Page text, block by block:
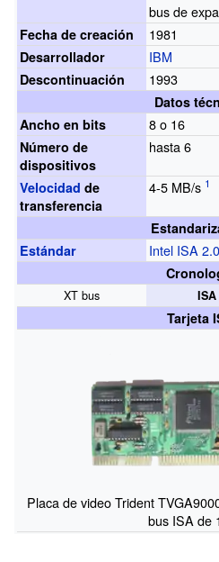
bus de
Fecha de creación 1981
Desarrollador IBM
Descontinuación 1993
Datos
Ancho en bits
8 o 16
Número de
dispositivos
hasta 6
Velocidad de
transferencia
4-5 MB/s
Estándar
Intel ISA
XT bus ISA
Tarjeta
Placa de video Trident
bus ISA de